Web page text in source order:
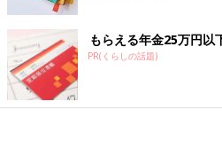
もらえる年金25万円以
PR(くらしの話題)